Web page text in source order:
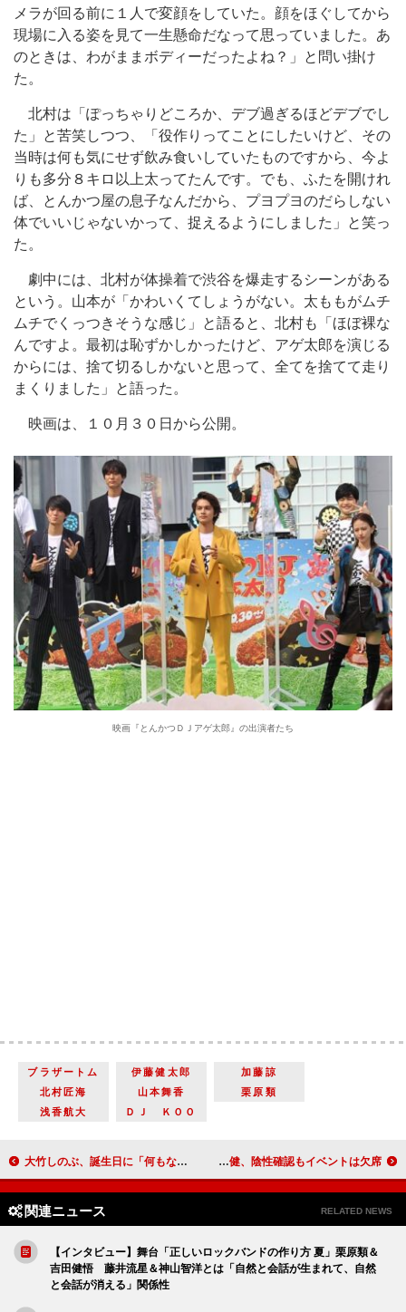
メラが回る前に１人で変顔をしていた。顔をほぐしてから
現場に入る姿を見て一生懸命だなって思っていました。あ
のときは、わがままボディーだったよね？」と問い掛け
た。
北村は「ぽっちゃりどころか、デブ過ぎるほどデブでし
た」と苦笑しつつ、「役作りってことにしたいけど、その
当時は何も気にせず飲み食いしていたものですから、今よ
りも多分８キロ以上太ってたんです。でも、ふたを開けれ
ば、とんかつ屋の息子なんだから、プヨプヨのだらしない
体でいいじゃないかって、捉えるようにしました」と笑っ
た。
劇中には、北村が体操着で渋谷を爆走するシーンがある
という。山本が「かわいくてしょうがない。太ももがムチ
ムチでくっつきそうな感じ」と語ると、北村も「ほぼ裸な
んですよ。最初は恥ずかしかったけど、アゲ太郎を演じる
からには、捨て切るしかないと思って、全てを捨てて走り
まくりました」と語った。
映画は、１０月３０日から公開。
映画『とんかつＤＪアゲ太郎』の出演者たち
ブラザートム 伊藤健太郎
加藤諒
北村匠海
山本舞香
栗原類
浅香航大
ＤＪ ＫＯＯ
大竹しのぶ、誕生日に「何もなく終わっちゃった」 松尾スズキ「僕はそういうのが苦手」 Ｖ６の担当マネジャーがＰＣＲ検査で陽性判明 岡田准一と三宅健、陰性確認もイベントは欠席
関連ニュース RELATED NEWS
【インタビュー】舞台「正しいロックバンドの作り方 夏」栗原類＆
吉田健悟 藤井流星＆神山智洋とは「自然と会話が生まれて、自然
と会話が消える」関係性